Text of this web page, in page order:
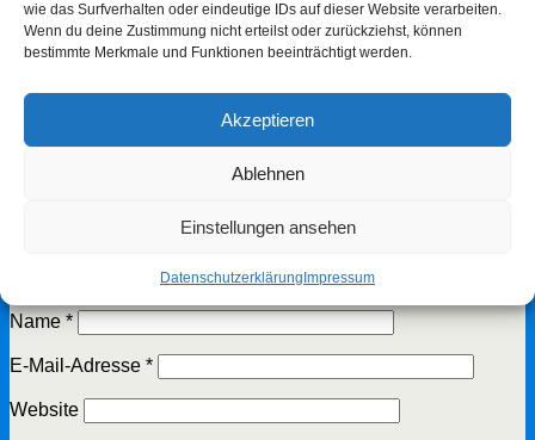
wie das Surfverhalten oder eindeutige IDs auf dieser Website verarbeiten.
Wenn du deine Zustimmung nicht erteilst oder zurückziehst, können
bestimmte Merkmale und Funktionen beeinträchtigt werden.
Akzeptieren
Ablehnen
Einstellungen ansehen
Datenschutzerklärung Impressum
Schreibe einen Kommentar
Deine E-Mail-Adresse wird nicht veröffentlicht. Erforderliche
Name*
E-Mail-Adresse *
Website